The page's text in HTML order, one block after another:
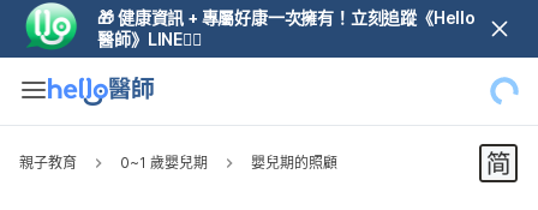
🎁 健康資訊 + 專屬好康一次擁有！立刻追蹤《Hello
醫師》LINE👆🏼
親子教育 0~1 歲嬰兒期 嬰兒期的照顧